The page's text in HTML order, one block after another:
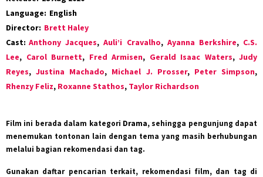
Language: English
Director: Brett Haley
Cast: Anthony Jacques,Auli’i Cravalho, Ayanna Berkshire, C.S.
Lee, Carol Burnett, Fred Armisen, Gerald Isaac Waters, Judy
Reyes,Justina Machado, Michael J. Prosser, Peter Simpson,
Rhenzy Feliz, Roxanne Stathos, Taylor Richardson
Film ini berada dalam kategori Drama, sehingga pengunjung dapat
menemukan tontonan lain dengan tema yang masih berhubungan
melalui bagian rekomendasi dan tag.
Gunakan daftar pencarian terkait, rekomendasi film, dan tag di